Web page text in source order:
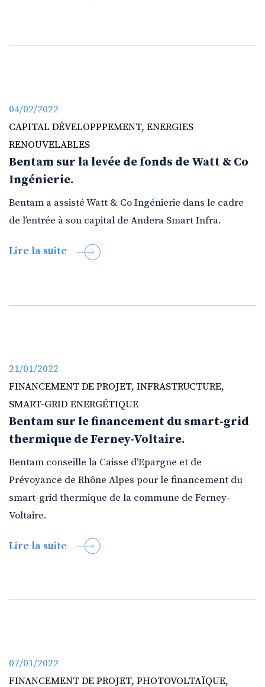
04/02/2022
CAPITAL DÉVELOPPPEMENT, ENERGIES
RENOUVELABLES
Bentam sur la levée de fonds de Watt & Co
Ingénierie.
Bentam a assisté Watt & Co Ingénierie dans le cadre
de l’entrée à son capital de Andera Smart Infra.
Lire la suite
21/01/2022
FINANCEMENT DE PROJET, INFRASTRUCTURE,
SMART-GRID ENERGÉTIQUE
Bentam sur le financement du smart-grid
thermique de Ferney-Voltaire.
Bentam conseille la Caisse d’Epargne et de
Prévoyance de Rhône Alpes pour le financement du
smart-grid thermique de la commune de Ferney-
Voltaire.
Lire la suite
07/01/2022
FINANCEMENT DE PROJET, PHOTOVOLTAÏQUE,